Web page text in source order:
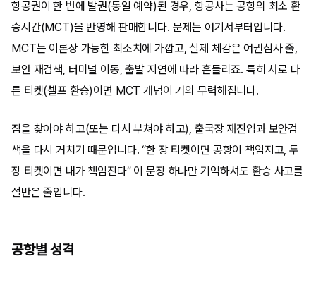
항공권이 한 번에 발권(동일 예약)된 경우, 항공사는 공항의 최소 환
승시간(MCT)을 반영해 판매합니다. 문제는 여기서부터입니다.
MCT는 이론상 가능한 최소치에 가깝고, 실제 체감은 여권심사 줄,
보안 재검색, 터미널 이동, 출발 지연에 따라 흔들리죠. 특히 서로 다
른 티켓(셀프 환승)이면 MCT 개념이 거의 무력해집니다.
짐을 찾아야 하고(또는 다시 부쳐야 하고), 출국장 재진입과 보안검
색을 다시 거치기 때문입니다. “한 장 티켓이면 공항이 책임지고, 두
장 티켓이면 내가 책임진다” 이 문장 하나만 기억하셔도 환승 사고를
절반은 줄입니다.
공항별 성격